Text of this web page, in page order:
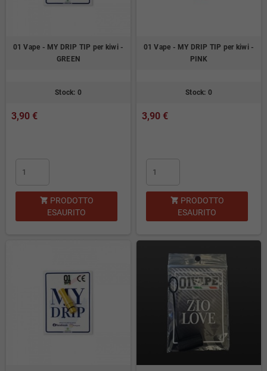
01 Vape - MY DRIP TIP per kiwi -
GREEN
Stock: 0
3,90 €
 PRODOTTO
ESAURITO
01 Vape - MY DRIP TIP per kiwi -
PINK
Stock: 0
3,90 €
 PRODOTTO
ESAURITO